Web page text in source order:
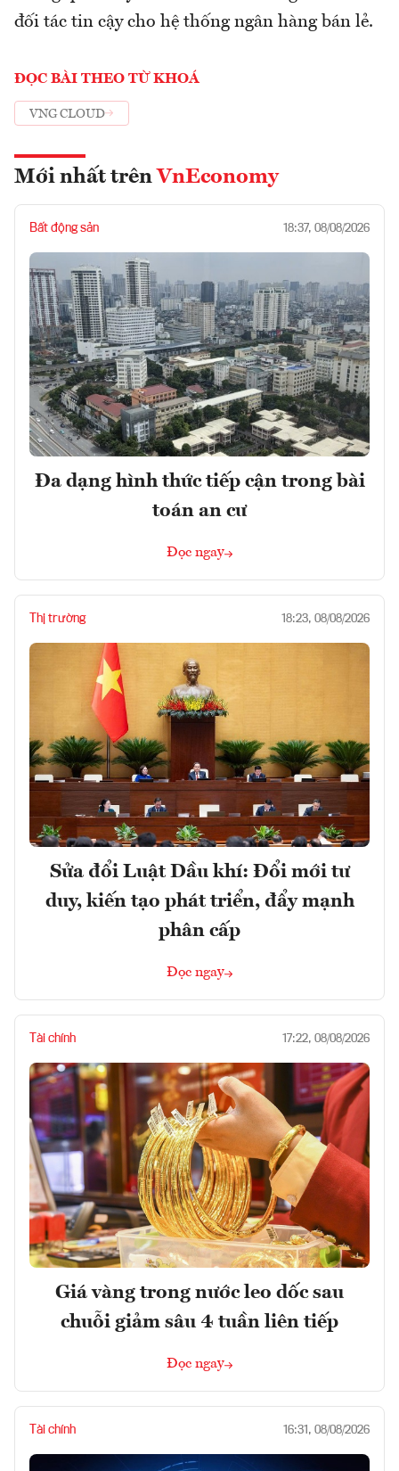
đối tác tin cậy cho hệ thống ngân hàng bán lẻ.
ĐỌC BÀI THEO TỪ KHOÁ
VNG CLOUD
Mới nhất trên VnEconomy
Bất động sản 18:37, 08/08/2026
Đa dạng hình thức tiếp cận trong bài
toán an cư
Đọc ngay
Thị trường 18:23, 08/08/2026
Sửa đổi Luật Dầu khí: Đổi mới tư
duy, kiến tạo phát triển, đẩy mạnh
phân cấp
Đọc ngay
Tài chính 17:22, 08/08/2026
Giá vàng trong nước leo dốc sau
chuỗi giảm sâu 4 tuần liên tiếp
Đọc ngay
Tài chính 16:31, 08/08/2026